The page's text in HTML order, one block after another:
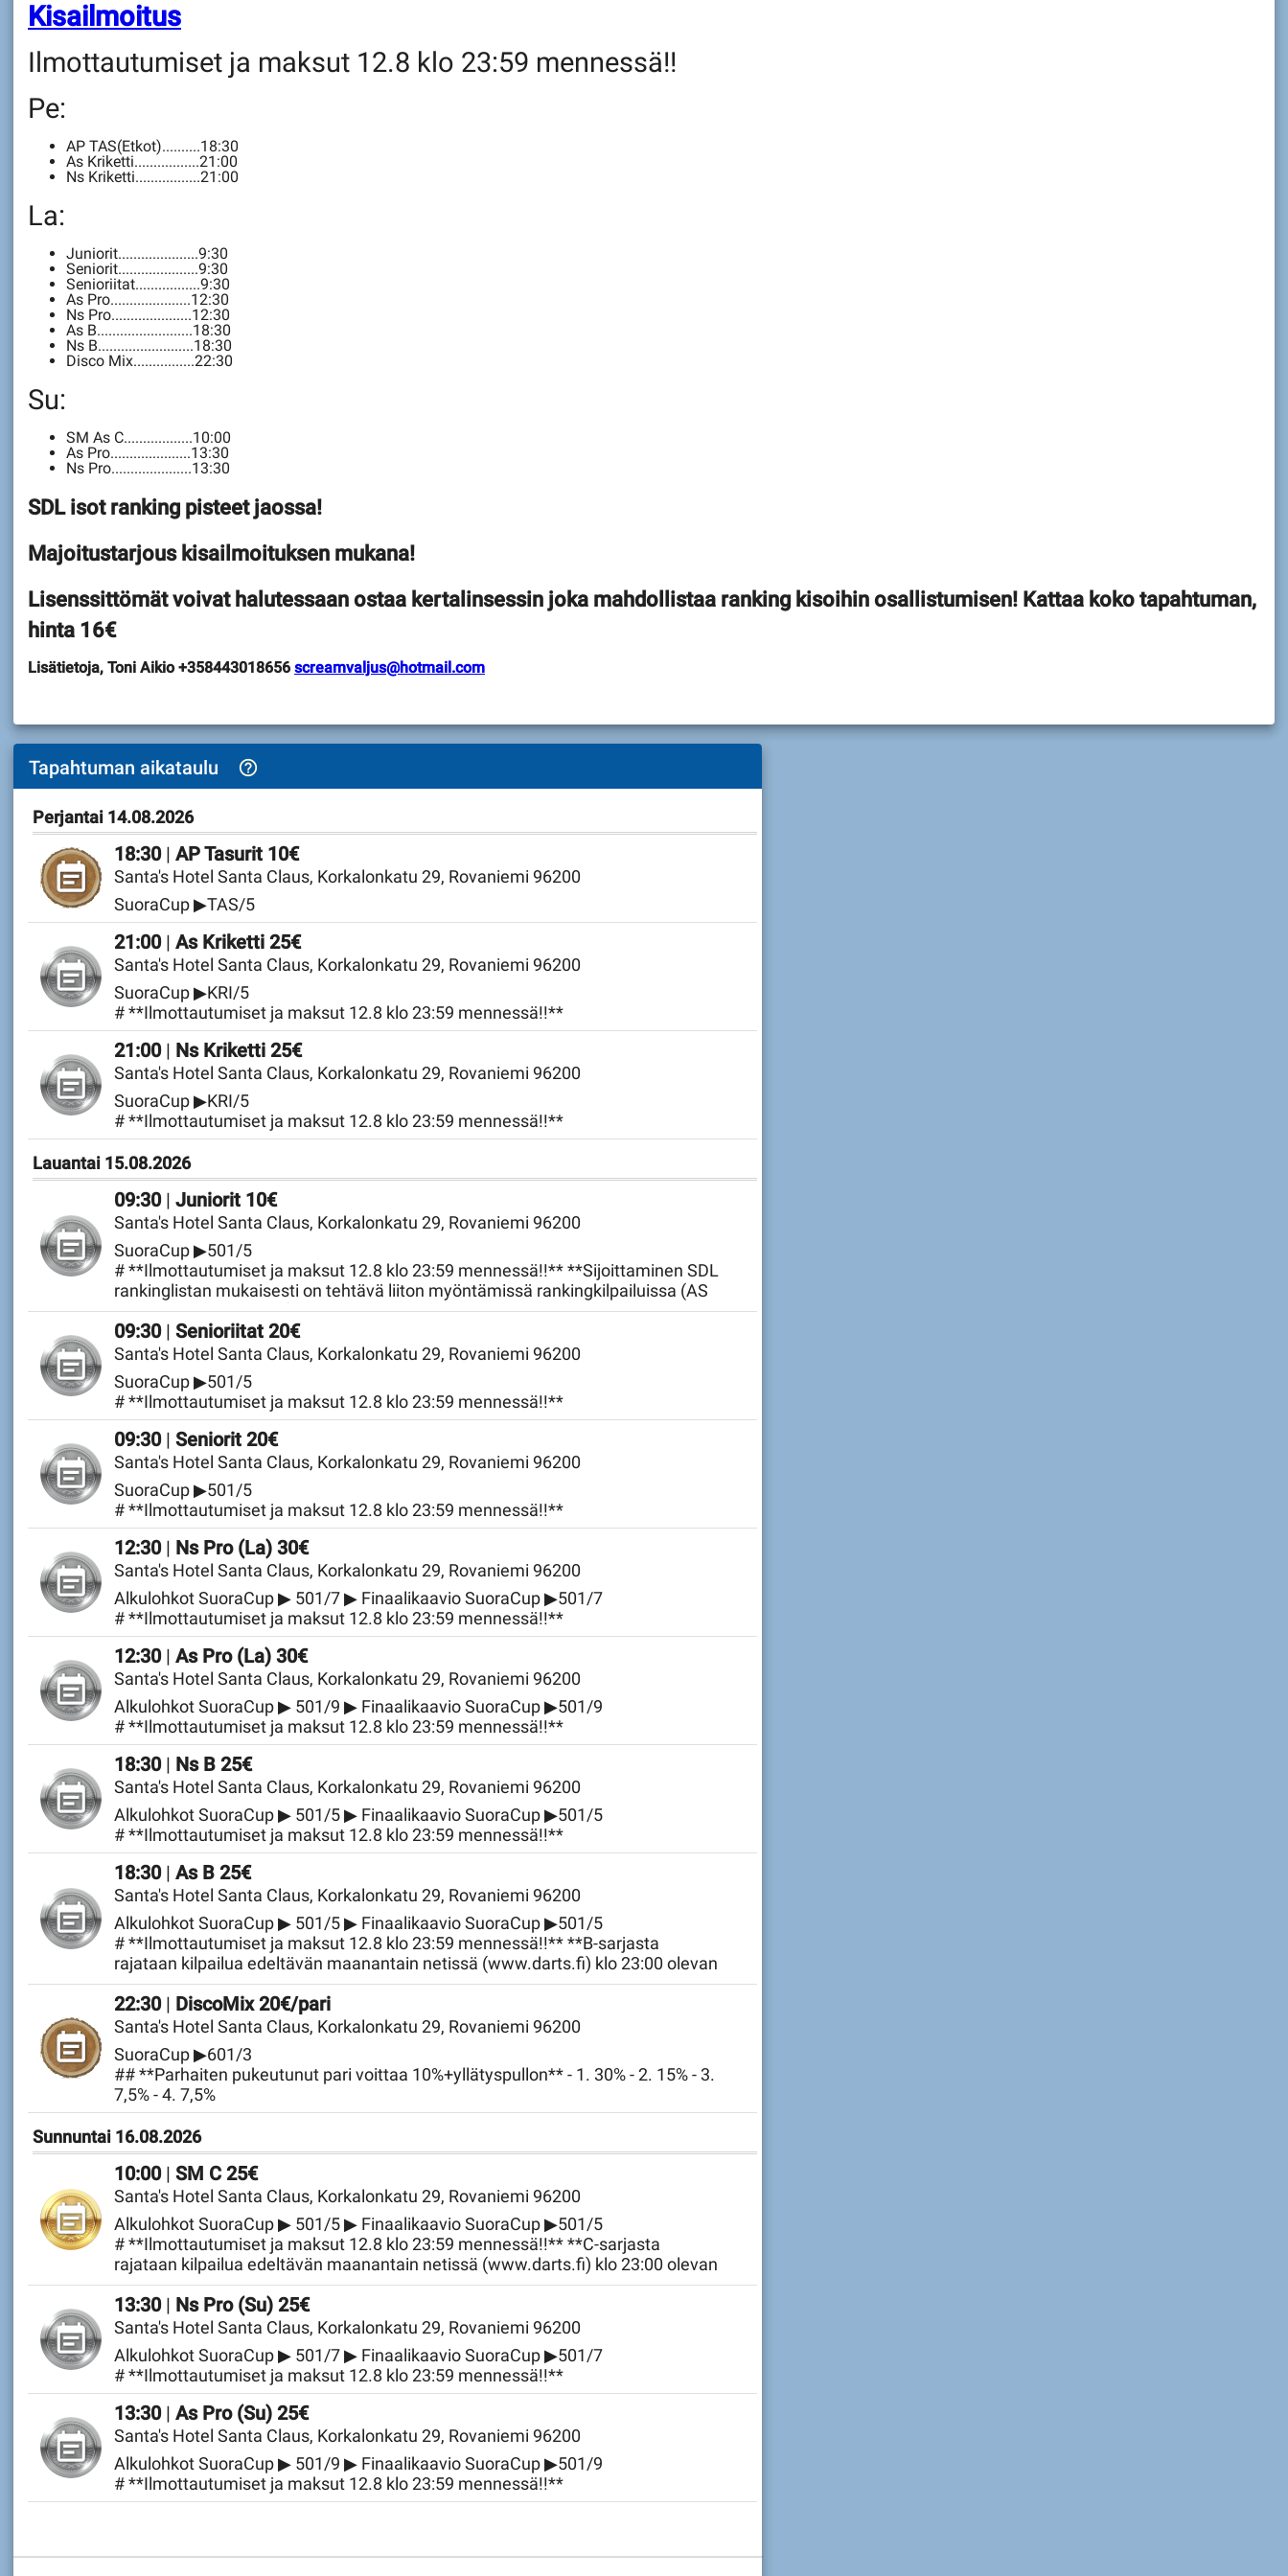
Kisailmoitus
Ilmottautumiset ja maksut 12.8 klo 23:59 mennessä!!
Pe:
AP TAS(Etkot)..........18:30
As Kriketti.................21:00
Ns Kriketti.................21:00
La:
Juniorit.....................9:30
Seniorit.....................9:30
Senioriitat.................9:30
As Pro.....................12:30
Ns Pro.....................12:30
As B.........................18:30
Ns B.........................18:30
Disco Mix................22:30
Su:
SM As C..................10:00
As Pro.....................13:30
Ns Pro.....................13:30
SDL isot ranking pisteet jaossa!
Majoitustarjous kisailmoituksen mukana!
Lisenssittömät voivat halutessaan ostaa kertalinsessin joka mahdollistaa ranking kisoihin osallistumisen! Kattaa koko tapahtuman,
hinta 16€
Lisätietoja, Toni Aikio +358443018656 screamvaljus@hotmail.com
Tapahtuman aikataulu help_outline
Perjantai 14.08.2026
18:30| AP Tasurit 10€
Santa's Hotel Santa Claus, Korkalonkatu 29, Rovaniemi 96200
SuoraCup ▶TAS/5
Perjantai 14.08.2026
21:00| As Kriketti 25€
Santa's Hotel Santa Claus, Korkalonkatu 29, Rovaniemi 96200
SuoraCup ▶KRI/5
# **Ilmottautumiset ja maksut 12.8 klo 23:59 mennessä!!**
Perjantai 14.08.2026
21:00| Ns Kriketti 25€
Santa's Hotel Santa Claus, Korkalonkatu 29, Rovaniemi 96200
SuoraCup ▶KRI/5
# **Ilmottautumiset ja maksut 12.8 klo 23:59 mennessä!!**
Lauantai 15.08.2026
09:30| Juniorit 10€
Santa's Hotel Santa Claus, Korkalonkatu 29, Rovaniemi 96200
SuoraCup ▶501/5
# **Ilmottautumiset ja maksut 12.8 klo 23:59 mennessä!!** **Sijoittaminen SDL
rankinglistan mukaisesti on tehtävä liiton myöntämissä rankingkilpailuissa (AS
501, NS 501, JUN, SEN) ja liiton SM-kilpailuissa. Alle 17 osallistujaa – ei
sijoitettuja**
Lauantai 15.08.2026
09:30| Senioriitat 20€
Santa's Hotel Santa Claus, Korkalonkatu 29, Rovaniemi 96200
SuoraCup ▶501/5
# **Ilmottautumiset ja maksut 12.8 klo 23:59 mennessä!!**
Lauantai 15.08.2026
09:30| Seniorit 20€
Santa's Hotel Santa Claus, Korkalonkatu 29, Rovaniemi 96200
SuoraCup ▶501/5
# **Ilmottautumiset ja maksut 12.8 klo 23:59 mennessä!!**
Lauantai 15.08.2026
12:30| Ns Pro (La) 30€
Santa's Hotel Santa Claus, Korkalonkatu 29, Rovaniemi 96200
Alkulohkot SuoraCup ▶ 501/7 ▶ Finaalikaavio SuoraCup ▶501/7
# **Ilmottautumiset ja maksut 12.8 klo 23:59 mennessä!!**
Lauantai 15.08.2026
12:30| As Pro (La) 30€
Santa's Hotel Santa Claus, Korkalonkatu 29, Rovaniemi 96200
Alkulohkot SuoraCup ▶ 501/9 ▶ Finaalikaavio SuoraCup ▶501/9
# **Ilmottautumiset ja maksut 12.8 klo 23:59 mennessä!!**
Lauantai 15.08.2026
18:30| Ns B 25€
Santa's Hotel Santa Claus, Korkalonkatu 29, Rovaniemi 96200
Alkulohkot SuoraCup ▶ 501/5 ▶ Finaalikaavio SuoraCup ▶501/5
# **Ilmottautumiset ja maksut 12.8 klo 23:59 mennessä!!**
Lauantai 15.08.2026
18:30| As B 25€
Santa's Hotel Santa Claus, Korkalonkatu 29, Rovaniemi 96200
Alkulohkot SuoraCup ▶ 501/5 ▶ Finaalikaavio SuoraCup ▶501/5
# **Ilmottautumiset ja maksut 12.8 klo 23:59 mennessä!!** **B-sarjasta
rajataan kilpailua edeltävän maanantain netissä (www.darts.fi) klo 23:00 olevan
tasoituslistan mukaan 668 tai yli tasoituksella olevat avoimen sarjan ja 568 tai
yli tasoituksella olevat naisten sarjan pelaajat.**
Lauantai 15.08.2026
22:30| DiscoMix 20€/pari
Santa's Hotel Santa Claus, Korkalonkatu 29, Rovaniemi 96200
SuoraCup ▶601/3
## **Parhaiten pukeutunut pari voittaa 10%+yllätyspullon** - 1. 30% - 2. 15% - 3.
7,5% - 4. 7,5%
Sunnuntai 16.08.2026
10:00| SM C 25€
Santa's Hotel Santa Claus, Korkalonkatu 29, Rovaniemi 96200
Alkulohkot SuoraCup ▶ 501/5 ▶ Finaalikaavio SuoraCup ▶501/5
# **Ilmottautumiset ja maksut 12.8 klo 23:59 mennessä!!** **C-sarjasta
rajataan kilpailua edeltävän maanantain netissä (www.darts.fi) klo 23:00 olevan
tasoituslistan mukaan Alle 534**
Sunnuntai 16.08.2026
13:30| Ns Pro (Su) 25€
Santa's Hotel Santa Claus, Korkalonkatu 29, Rovaniemi 96200
Alkulohkot SuoraCup ▶ 501/7 ▶ Finaalikaavio SuoraCup ▶501/7
# **Ilmottautumiset ja maksut 12.8 klo 23:59 mennessä!!**
Sunnuntai 16.08.2026
13:30| As Pro (Su) 25€
Santa's Hotel Santa Claus, Korkalonkatu 29, Rovaniemi 96200
Alkulohkot SuoraCup ▶ 501/9 ▶ Finaalikaavio SuoraCup ▶501/9
# **Ilmottautumiset ja maksut 12.8 klo 23:59 mennessä!!**